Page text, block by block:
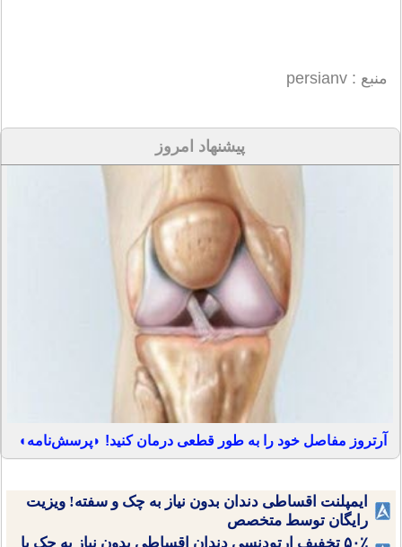
منبع : persianv
پیشنهاد امروز
آرتروز مفاصل خود را به طور قطعی درمان کنید! ◗پرسش‌نامه◖
ایمپلنت اقساطی دندان بدون نیاز به چک و سفته! ویزیت
رایگان توسط متخصص
۵۰٪ تخفیف ارتودنسی دندان اقساطی بدون نیاز به چک یا